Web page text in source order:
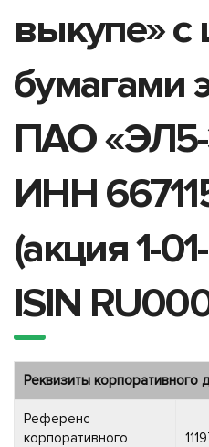
выкупе»
бумагами
ПАО
ИНН
(акция 1-
ISIN
Реквизиты корпоративного
Референс
корпоративного